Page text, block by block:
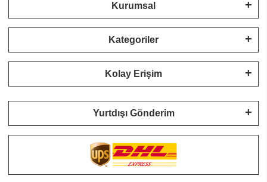
Kurumsal
Kategoriler
Kolay Erişim
Yurtdışı Gönderim